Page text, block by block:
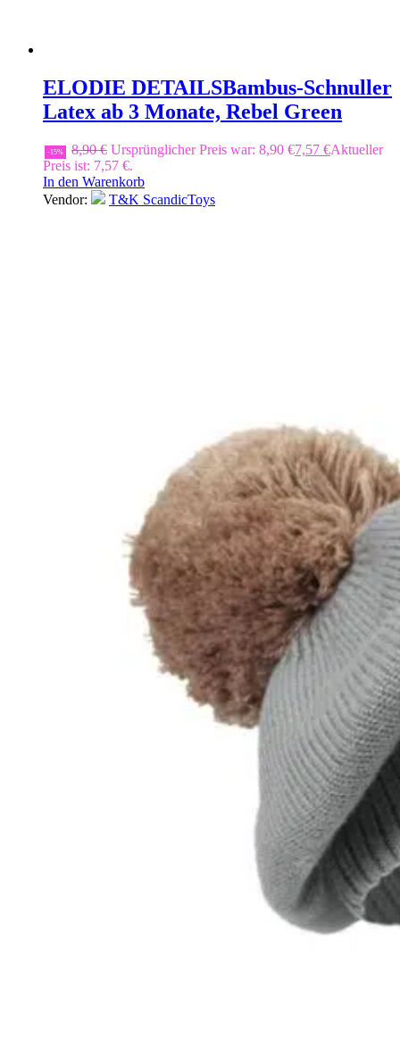
ELODIE DETAILSBambus-Schnuller
Latex ab 3 Monate, Rebel Green
-15% 8,90€ Ursprünglicher Preis war: 8,90 €7,57 €Aktueller
Preis ist: 7,57 €.
In den Warenkorb
Vendor:
T&K ScandicToys